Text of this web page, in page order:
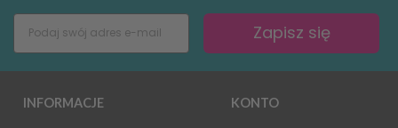
Zapisz się
INFORMACJE KONTO